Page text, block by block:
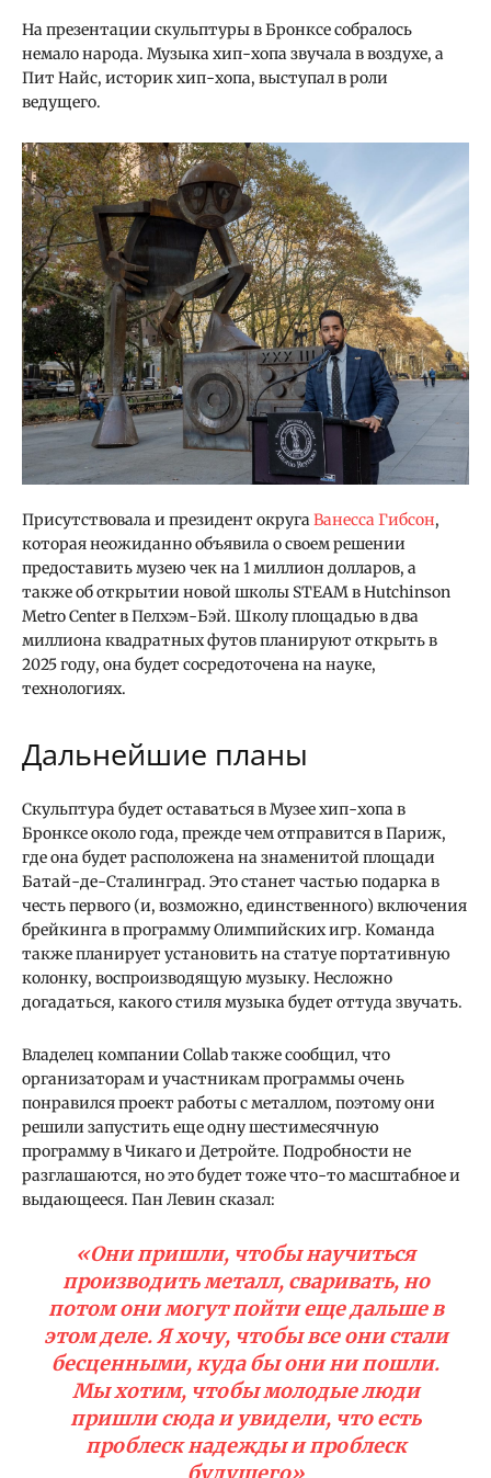
На презентации скульптуры в Бронксе собралось
немало народа. Музыка хип-хопа звучала в воздухе, а
Пит Найс, историк хип-хопа, выступал в роли
ведущего.
Присутствовала и президент округаВанесса Гибсон,
которая неожиданно объявила о своем решении
предоставить музею чек на 1 миллион долларов, а
также об открытии новой школы STEAM в Hutchinson
Metro Center в Пелхэм-Бэй. Школу площадью в два
миллиона квадратных футов планируют открыть в
2025 году, она будет сосредоточена на науке,
технологиях.
Дальнейшие планы
Скульптура будет оставаться в Музее хип-хопа в
Бронксе около года, прежде чем отправится в Париж,
где она будет расположена на знаменитой площади
Батай-де-Сталинград. Это станет частью подарка в
честь первого (и, возможно, единственного) включения
брейкинга в программу Олимпийских игр. Команда
также планирует установить на статуе портативную
колонку, воспроизводящую музыку. Несложно
догадаться, какого стиля музыка будет оттуда звучать.
Владелец компании Collab также сообщил, что
организаторам и участникам программы очень
понравился проект работы с металлом, поэтому они
решили запустить еще одну шестимесячную
программу в Чикаго и Детройте. Подробности не
разглашаются, но это будет тоже что-то масштабное и
выдающееся. Пан Левин сказал:
«Они пришли, чтобы научиться
производить металл, сваривать, но
потом они могут пойти еще дальше в
этом деле. Я хочу, чтобы все они стали
бесценными, куда бы они ни пошли.
Мы хотим, чтобы молодые люди
пришли сюда и увидели, что есть
проблеск надежды и проблеск